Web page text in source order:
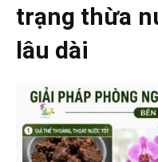
trạng thừa
lâu dài